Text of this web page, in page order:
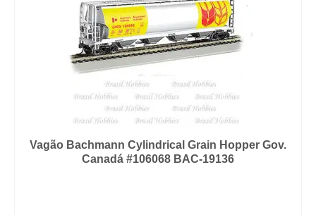
Vagão Bachmann Cylindrical Grain Hopper Gov.
Canadá #106068 BAC-19136